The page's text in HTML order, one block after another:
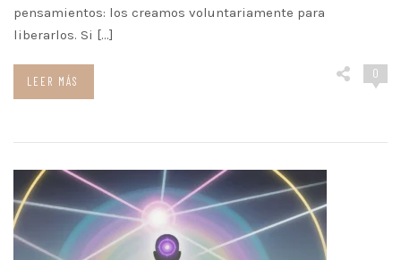
pensamientos: los creamos voluntariamente para
liberarlos. Si […]
0
LEER MÁS